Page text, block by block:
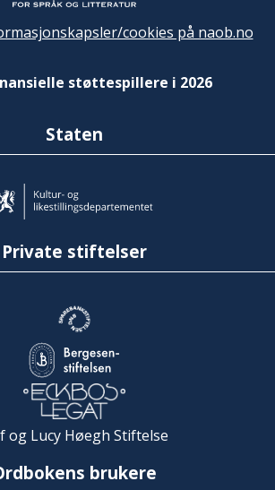
cookies på naob.no
støttespillere i 2026
Staten
Private stiftelser
og Lucy Høegh Stiftelse
brukere